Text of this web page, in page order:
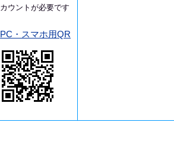
カウントが必要です
PC・スマホ用QR